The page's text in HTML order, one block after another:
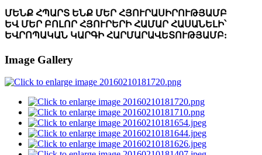
ՄԵՆՔ ՀՊԱՐՏ ԵՆՔ ՄԵՐ ՀՅՈՒՐԱՍԻՐՈՒԹՅԱՄԲ
ԵՎ ՄԵՐ ԲՈԼՈՐ ՀՅՈՒՐԵՐԻ ՀԱՄԱՐ ՀԱՍԱՆԵԼԻ՝
ԵՎՐՈՊԱԿԱՆ ԿԱՐԳԻ ՀԱՐՄԱՐԱՎԵՏՈՒԹՅԱՄԲ:
Image Gallery